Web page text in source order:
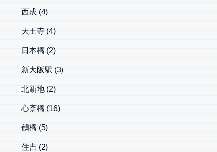
西成 (4)
天王寺 (4)
日本橋 (2)
新大阪駅 (3)
北新地 (2)
心斎橋 (16)
鶴橋 (5)
住吉 (2)